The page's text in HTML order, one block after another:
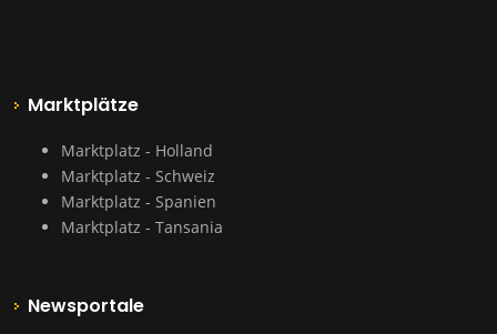
Marktplätze
Marktplatz - Holland
Marktplatz - Schweiz
Marktplatz - Spanien
Marktplatz - Tansania
Newsportale